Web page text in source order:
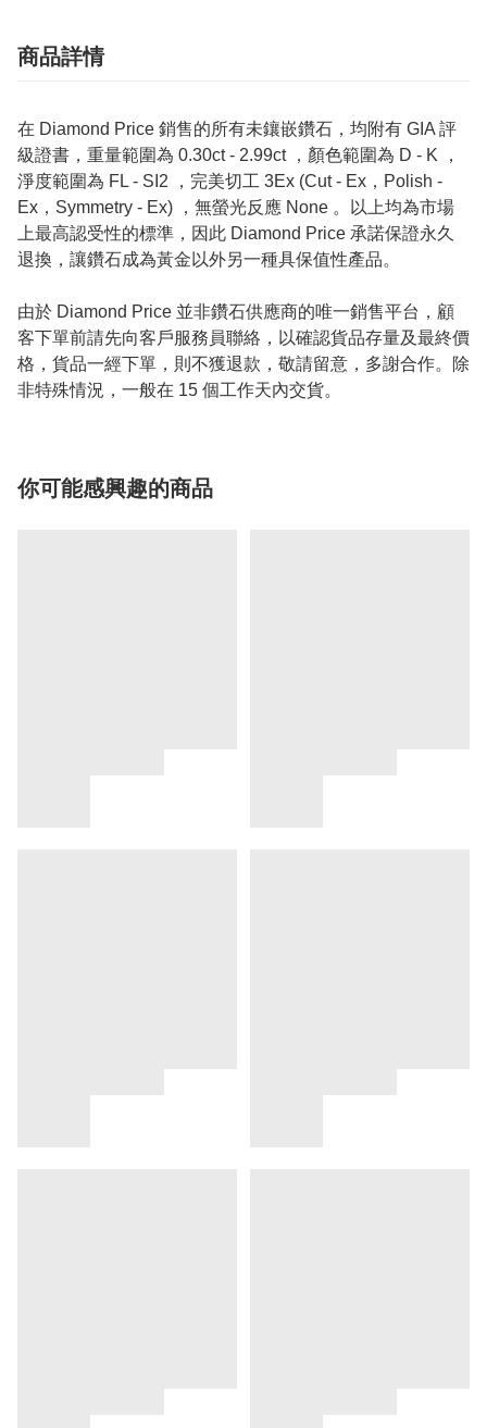
商品詳情
在 Diamond Price 銷售的所有未鑲嵌鑽石，均附有 GIA 評
級證書，重量範圍為 0.30ct - 2.99ct ，顏色範圍為 D - K ，
淨度範圍為 FL - SI2 ，完美切工 3Ex (Cut - Ex，Polish -
Ex，Symmetry - Ex) ，無螢光反應 None 。以上均為市場
上最高認受性的標準，因此 Diamond Price 承諾保證永久
退換，讓鑽石成為黃金以外另一種具保值性產品。
由於 Diamond Price 並非鑽石供應商的唯一銷售平台，顧
客下單前請先向客戶服務員聯絡，以確認貨品存量及最終價
格，貨品一經下單，則不獲退款，敬請留意，多謝合作。除
非特殊情況，一般在 15 個工作天內交貨。
你可能感興趣的商品